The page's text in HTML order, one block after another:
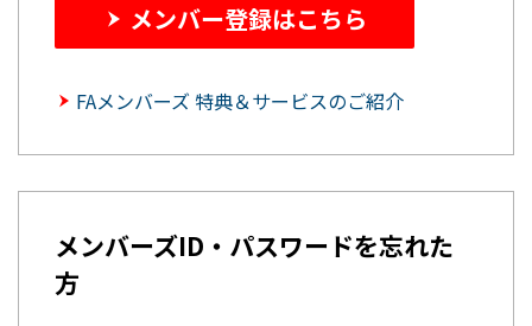
メンバー登録はこちら
FAメンバーズ 特典＆サービスのご紹介
メンバーズID・パスワードを忘れた
方